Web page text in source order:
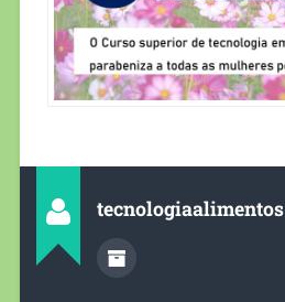
tecnologiaalimentos